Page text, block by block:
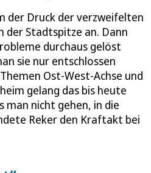
der Druck der verzweifelten
der Stadtspitze an. Dann
durchaus gelöst
sie nur entschlossen
Ost-West-Achse und
gelang das bis heute
man nicht gehen, in die
Reker den Kraftakt bei